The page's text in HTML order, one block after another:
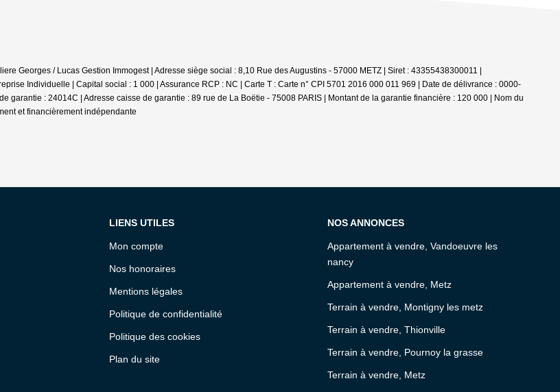
Georges / Lucas Gestion Immogest | Adresse siège social : 8,10 Rue des Augustins - 57000 METZ | Siret : 43355438300011 |
Individuelle | Capital social : 1 000 | Assurance RCP : NC | Carte T : Carte n° CPI 5701 2016 000 011 969 | Date de délivrance : 0000-
garantie : 24014C | Adresse caisse de garantie : 89 rue de La Boëtie - 75008 PARIS | Montant de la garantie financière : 120 000 | Nom du
et financièrement indépendante
LIENS UTILES
Mon compte
Nos honoraires
Mentions légales
Politique de confidentialité
Politique des cookies
Plan du site
NOS ANNONCES
Appartement à vendre, Vandoeuvre les
nancy
Appartement à vendre, Metz
Terrain à vendre, Montigny les metz
Terrain à vendre, Thionville
Terrain à vendre, Pournoy la grasse
Terrain à vendre, Metz